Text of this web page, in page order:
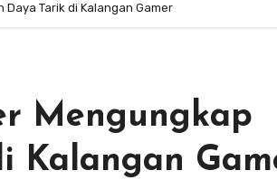
Tarik di Kalangan Gamer
Mengungkap
Kalangan